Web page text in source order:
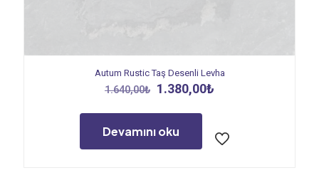
Autum Rustic Taş Desenli Levha
1.640,00₺ Orijinal
1.640,00₺.
1.380,00₺
Devamını oku